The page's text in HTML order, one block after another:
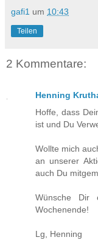
gafi1 um 10:43
Teilen
2 Kommentare:
Henning
Hoffe, dass
ist und Du
Wollte mich
an unserer
auch Du
Wünsche Dir
Wochenende!
Lg, Henning